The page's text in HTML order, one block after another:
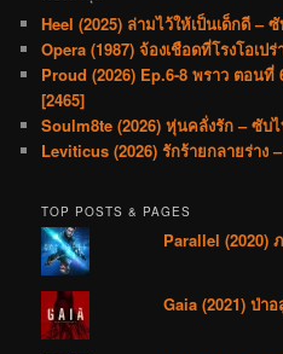
Heel (2025) ล่ามไว้ให้เป็นเด็กดี –
Opera (1987) จ้องเชือดที่โรงโอเป
Proud (2026) Ep.6-8 พราว ตอนที่
[2465]
Soulm8te (2026) หุ่นคลั่งรัก – ซับไ
Leviticus (2026) รักร้ายกลายร่าง
TOP POSTS & PAGES
Parallel (2020)
Gaia (2021) ป่า